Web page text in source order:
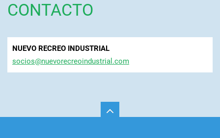
CONTACTO
NUEVO RECREO INDUSTRIAL
socios@nuevorecreoindustrial.com